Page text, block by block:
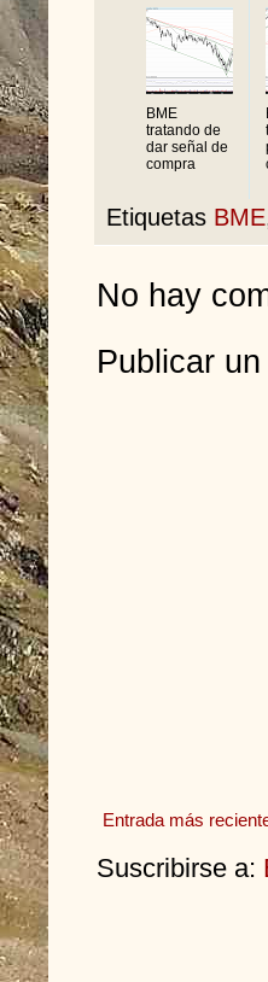
BME
tratando de
dar señal de
compra
Etiquetas BME
No hay
Publicar
Entrada más
Suscribirse a: